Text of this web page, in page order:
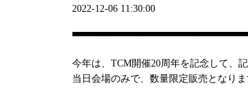
2022-12-06 11:30:00
今年は、TCM開催20周年を記念して、
当日会場のみで、数量限定販売となり